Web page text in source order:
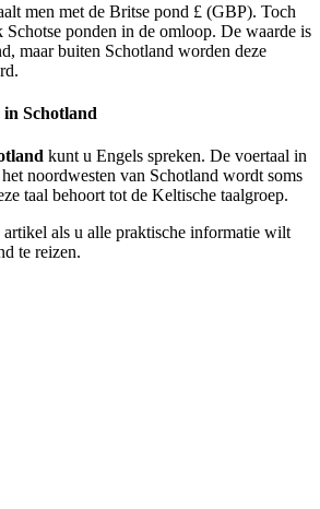
men met de Britse pond £ (GBP). Toch
ponden in de omloop. De waarde is
maar buiten Schotland worden deze
in Schotland
kunt u Engels spreken. De voertaal in
noordwesten van Schotland wordt soms
taal behoort tot de Keltische taalgroep.
artikel als u alle praktische informatie wilt
te reizen.